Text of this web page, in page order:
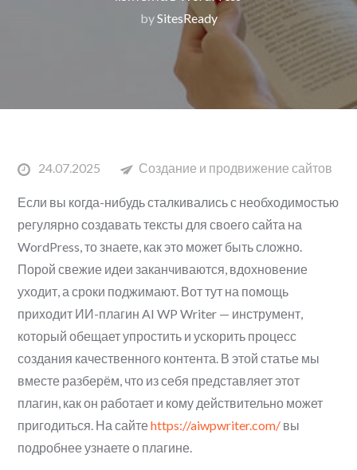
bySitesReady
Posted24.07.2025 Создание и продвижение сайтов
Если вы когда-нибудь сталкивались с необходимостью
регулярно создавать тексты для своего сайта на
WordPress, то знаете, как это может быть сложно.
Порой свежие идеи заканчиваются, вдохновение
уходит, а сроки поджимают. Вот тут на помощь
приходит ИИ-плагин AI WP Writer — инструмент,
который обещает упростить и ускорить процесс
создания качественного контента. В этой статье мы
вместе разберём, что из себя представляет этот
плагин, как он работает и кому действительно может
пригодиться. На сайтеhttps://aiwpwriter.com/ вы
подробнее узнаете о плагине.